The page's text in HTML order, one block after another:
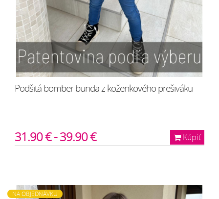
Podšitá bomber bunda z koženkového prešiváku
Kúpiť
31.90 € - 39.90 €
NA OBJEDNÁVKU